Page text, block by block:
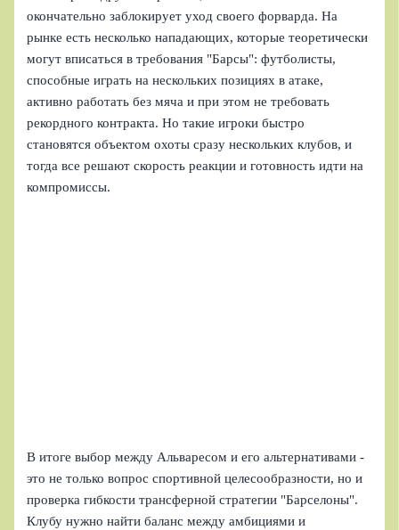
окончательно заблокирует уход своего форварда. На
рынке есть несколько нападающих, которые теоретически
могут вписаться в требования "Барсы": футболисты,
способные играть на нескольких позициях в атаке,
активно работать без мяча и при этом не требовать
рекордного контракта. Но такие игроки быстро
становятся объектом охоты сразу нескольких клубов, и
тогда все решают скорость реакции и готовность идти на
компромиссы.
В итоге выбор между Альваресом и его альтернативами -
это не только вопрос спортивной целесообразности, но и
проверка гибкости трансферной стратегии "Барселоны".
Клубу нужно найти баланс между амбициями и